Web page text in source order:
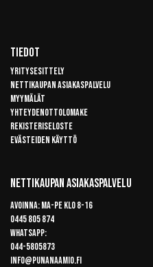
Tiedot
Yritysesittely
Nettikaupan asiakaspalvelu
Myymälät
Yhteydenottolomake
Rekisteriseloste
Evästeiden käyttö
Nettikaupan Asiakaspalvelu
Avoinna: Ma-pe klo 8-16
0445 805 874
Whatsapp:
044-5805873
info@punanaamio.fi